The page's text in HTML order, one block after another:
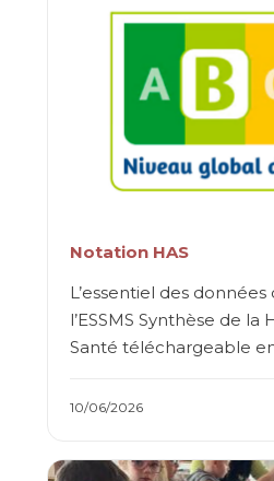
Notation HAS
L’essentiel des
l’ESSMS Synthèse de
Santé téléchargeable
10/06/2026